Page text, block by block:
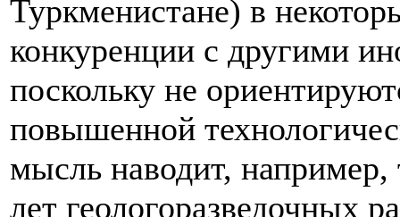
Туркменистане) в
конкуренции с другими
поскольку не
повышенной
мысль наводит, например,
лет геологоразведочных